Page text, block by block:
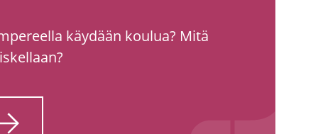
käydään koulua? Mitä